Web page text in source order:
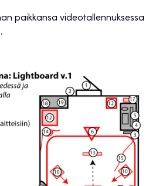
paikkansa videotallennuksessa